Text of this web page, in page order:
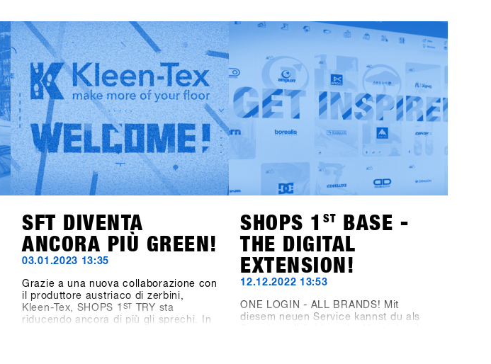
produttori di occhiali come 100%,
Spektrum e Chpo, la marca di
abbigliamento Beyond Medals, il
rinomato produttore di telecamere Ego
GoPro, il marchio di accessori HAE
(precedentemente Hä?) e il marchio di
crema solare Sun Bum stanno
mostrando le loro collezioni.
Particolarmente emozionante è la
notizia dell'aggiunta nel settore
Hardware per Snowboard: anche Tur
Snowboards dalla Svezia è
presente.Accedi a SHOPS 1st BASE
per scoprire di più su questi nuovi
marchi!
prepararti: L'iscrizione al SHOPS 1ST
TRY 2024 non avviene più tramite
questo sito web, ma tramite la nuova
piattaforma SHOPS-1st-BASE.com. Se
non hai ancora un account BASE per il
tuo negozio, è giunto il momento di
crearlo. Puoi già ora creare
gratuitamente un account per il tuo
negozio. Dall'1 novembre, potrai
effettuare l'accesso, fare alcuni clic e
sarai ufficialmente registrato per il
SHOPS 1
TRY 2024.Con 76 marchi
partecipanti, non vediamo l'ora di darti
il benvenuto!
SFT DIVENTA
ANCORA PIÙ GREEN!
03.01.2023 13:35
Grazie a una nuova collaborazione con
il produttore austriaco di zerbini,
Kleen-Tex, SHOPS 1 ST
TRY sta
riducendo ancora di più gli sprechi. In
SHOPS 1 ST
BASE -
THE DIGITAL
EXTENSION!
12.12.2022 13:53
ONE LOGIN - ALL BRANDS! Mit
diesem neuen Service kannst du als